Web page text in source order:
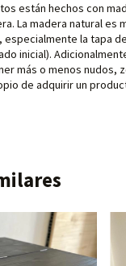
están hechos con
La madera natural
la tapa
inicial).
más o menos nudos,
de adquirir un